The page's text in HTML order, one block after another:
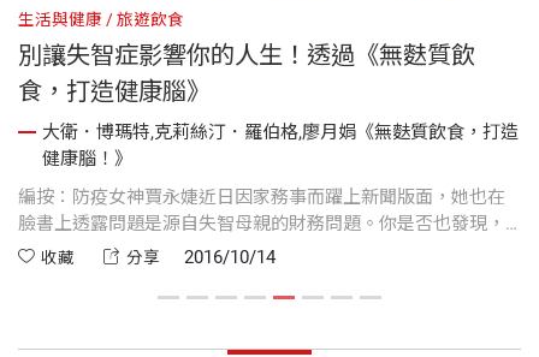
生活與健康 旅遊飲食
別讓失智症影響你的人生！透過《無麩質飲
食，打造健康腦》
大衛．博瑪特,克莉絲汀．羅伯格,廖月娟《無麩質飲食，打造
健康腦！》
編按：防疫女神賈永婕近日因家務事而躍上新聞版面，她也在
臉書上透露問題是源自失智母親的財務問題。你是否也發現，
到了一定的年紀，家中的長輩就漸漸出現忘記物品的擺放位
降低失智症的風險，我們可以先從改善飲食開始！
收藏 分享 2016/10/14